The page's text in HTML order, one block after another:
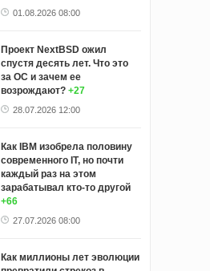
01.08.2026 08:00
Проект NextBSD ожил
спустя десять лет. Что это
за ОС и зачем ее
возрождают? +27
28.07.2026 12:00
Как IBM изобрела половину
современного IT, но почти
каждый раз на этом
зарабатывал кто-то другой
+66
27.07.2026 08:00
Как миллионы лет эволюции